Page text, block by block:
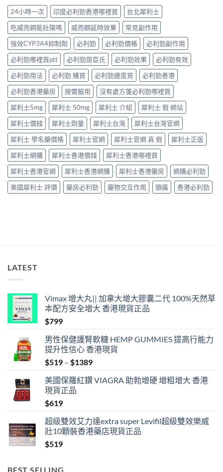
用
法〉
中
效
全
指
南，
香
港
男
性
必
讀〉
中
適
合
「長
期
管
理」？〉
中
獨
同
老
婆
唔
硬
——
呢
類
ED
唔
係
「壞
咗」，
係
心
因
型〉
中
勁
「治
標」
定
「治
本」？
長
食
有
咩
後
果
要
知！〉
中
24小時一次 印度必利勁香港哪裡買
台北犀利士
吃威而鋼能壯陽嗎
威而鋼延時效果
常見副作用
強效CYP3A4抑制劑
必利勁 必利勁價格
必利勁副作用
必利勁哪裡買ptt
必利勁屈臣氏 必利勁效果
必利勁有效
必利勁用法
必利勁 購買 必利勁邊度買
必利勁香港
必利勁香港藥房
按需服用
沒有處方箋必利勁哪裡買
犀利士5mg
犀利士 50mg 犀利士 介紹
犀利士 假 網站
犀利士價錢
犀利士劑量 犀利士台灣
犀利士台灣官網
犀利士 學名藥價格
犀利士官網 犀利士官網 真 假
犀利士正版
犀利士網購
犀利士香港價錢
犀利士香港哪裡買
犀利士香港官網
犀利士香港網購 犀利士香港藥房
網購必利勁
美國犀利士 評價
藥房必利勁 藥物交互作用 頭痛 香港必利勁
LATEST
Vimax 增大丸|| 加拿大增大膠囊二代 100%天然草
本配方安全增大 香港現貨正品
$799
男性保健護腎軟糖 HEMP GUMMIES 提高行能力
提升性信心 香港現貨
$519 – $1389Price
$519
美國保羅紅鑽 VIAGRA 助勃增硬 增粗增大 香港
現貨正品
$619
超級雙效艾力達extra super Levifil超級雙效樂威
壯10顆裝香港藥店現貨正品
$519
BEST SELLING